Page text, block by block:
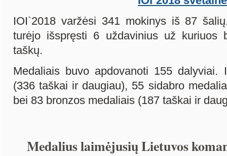
IOI`2018 varžėsi 341 mokinys iš 87
turėjo išspręsti 6 uždavinius už kuriuos
taškų.
Medaliais buvo apdovanoti 155
(336 taškai ir daugiau), 55 sidabro
bei 83 bronzos medaliais (187 taškai ir
Medalius laimėjusių Lietuvos